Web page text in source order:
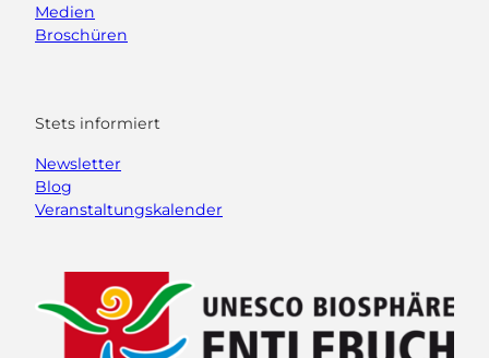
Medien
Broschüren
Stets informiert
Newsletter
Blog
Veranstaltungskalender